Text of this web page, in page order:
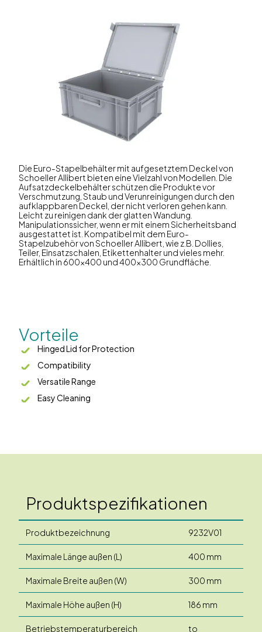
Die Euro-Stapelbehälter mit aufgesetztem Deckel von
Schoeller Allibert bieten eine Vielzahl von Modellen. Die
Aufsatzdeckelbehälter schützen die Produkte vor
Verschmutzung, Staub und Verunreinigungen durch den
aufklappbaren Deckel, der nicht verloren gehen kann.
Leicht zu reinigen dank der glatten Wandung.
Manipulationssicher, wenn er mit einem Sicherheitsband
ausgestattet ist. Kompatibel mit dem Euro-
Stapelzubehör von Schoeller Allibert, wie z.B. Dollies,
Teiler, Einsatzschalen, Etikettenhalter und vieles mehr.
Erhältlich in 600x400 und 400x300 Grundfläche.
Vorteile
Hinged Lid for Protection
Compatibility
Versatile Range
Easy Cleaning
Produktspezifikationen
Produktbezeichnung 9232V01
Maximale Länge außen (L) 400 mm
Maximale Breite außen (W) 300 mm
Maximale Höhe außen (H) 186 mm
Betriebstemperaturbereich to